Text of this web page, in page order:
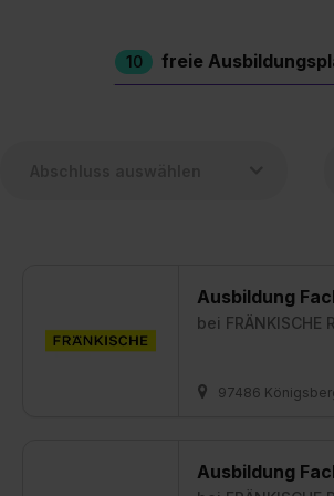
10 freie
Ausbildung
bei
97486
Ausbildung